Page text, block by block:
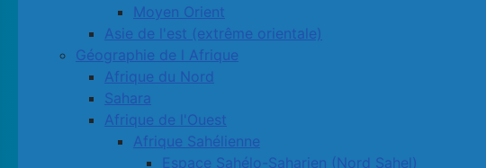
Moyen Orient
Asie de l'est (extrême orientale)
Géographie de l Afrique
Afrique du Nord
Sahara
Afrique de l'Ouest
Afrique Sahélienne
Espace Sahélo-Saharien (Nord Sahel)